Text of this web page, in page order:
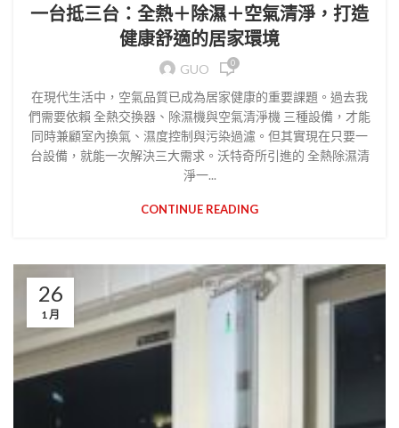
一台抵三台：全熱＋除濕＋空氣清淨，打造
健康舒適的居家環境
GUO 0
在現代生活中，空氣品質已成為居家健康的重要課題。過去我
們需要依賴 全熱交換器、除濕機與空氣清淨機 三種設備，才能
同時兼顧室內換氣、濕度控制與污染過濾。但其實現在只要一
台設備，就能一次解決三大需求。沃特奇所引進的 全熱除濕清
淨一...
CONTINUE READING
26
1 月